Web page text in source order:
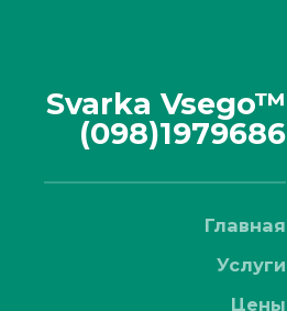
Svarka Vsego™
(098)1979686
Главная
Услуги
Цены